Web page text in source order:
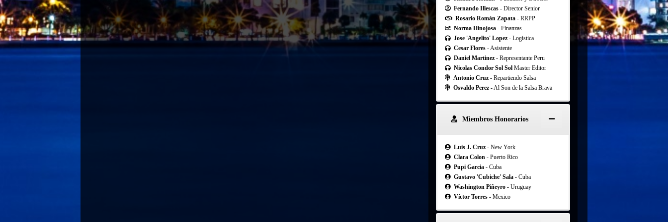
Fernando Illescas - Director Senior
Rosario Román Zapata - RRPP
Norma Hinojosa - Finanzas
Jose 'Angelito' Lopez - Logistica
Cesar Flores - Asistente
Daniel Martinez - Representante Peru
Nicolas Condor Sol Sol Master Editor
Antonio Cruz - Repartiendo Salsa
Osvaldo Perez - Al Son de la Salsa Brava
Miembros Honorarios
Luis J. Cruz - New York
Clara Colon - Puerto Rico
Pupi Garcia - Cuba
Gustavo 'Cubiche' Sala - Cuba
Washington Piñeyro - Uruguay
Víctor Torres - Mexico